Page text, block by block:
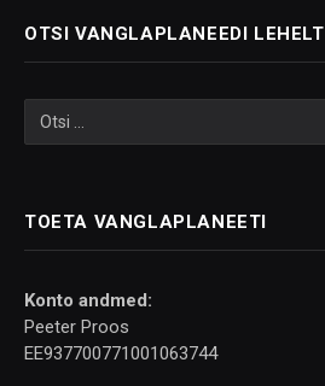
OTSI VANGLAPLANEEDI LEHELT
TOETA VANGLAPLANEETI
Konto andmed:
Peeter Proos
EE937700771001063744